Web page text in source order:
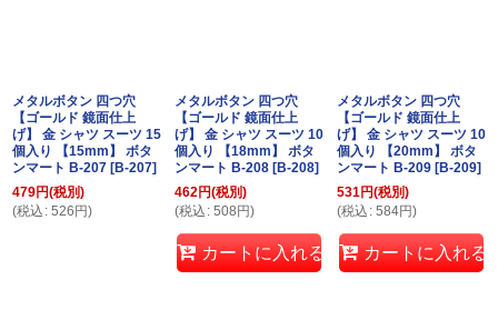
メタルボタン 四つ穴
【ゴールド 鏡面仕上
げ】 金 シャツ スーツ 15
個入り 【15mm】 ボタ
ンマート B-207 [B-207]
479円(税別)
(税込 : 526 円)
メタルボタン 四つ穴
【ゴールド 鏡面仕上
げ】 金 シャツ スーツ 10
個入り 【18mm】 ボタ
ンマート B-208 [B-208]
462円(税別)
(税込 : 508 円)
カートに入れる
メタルボタン 四つ穴
【ゴールド 鏡面仕上
げ】 金 シャツ スーツ 10
個入り 【20mm】 ボタ
ンマート B-209 [B-209]
531円(税別)
(税込 : 584円)
カートに入れる